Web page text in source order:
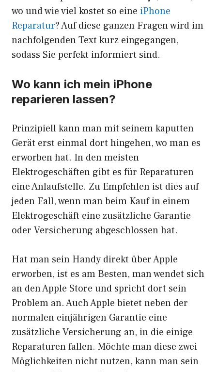
wo und wie viel kostet so eine iPhone
Reparatur? Auf diese ganzen Fragen wird im
nachfolgenden Text kurz eingegangen,
sodass Sie perfekt informiert sind.
Wo kann ich mein iPhone
reparieren lassen?
Prinzipiell kann man mit seinem kaputten
Gerät erst einmal dort hingehen, wo man es
erworben hat. In den meisten
Elektrogeschäften gibt es für Reparaturen
eine Anlaufstelle. Zu Empfehlen ist dies auf
jeden Fall, wenn man beim Kauf in einem
Elektrogeschäft eine zusätzliche Garantie
oder Versicherung abgeschlossen hat.
Hat man sein Handy direkt über Apple
erworben, ist es am Besten, man wendet sich
an den Apple Store und spricht dort sein
Problem an. Auch Apple bietet neben der
normalen einjährigen Garantie eine
zusätzliche Versicherung an, in die einige
Reparaturen fallen. Möchte man diese zwei
Möglichkeiten nicht nutzen, kann man sein